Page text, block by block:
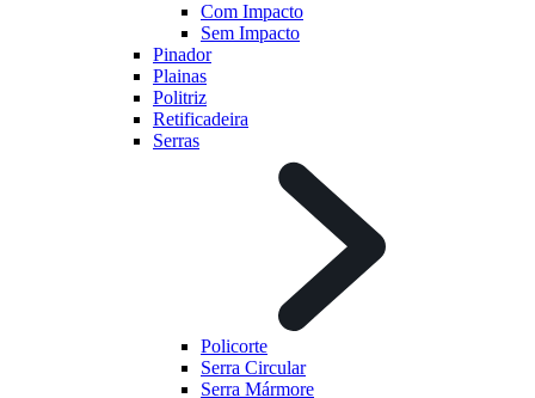
Com Impacto
Sem Impacto
Pinador
Plainas
Politriz
Retificadeira
Serras
Policorte
Serra Circular
Serra Mármore